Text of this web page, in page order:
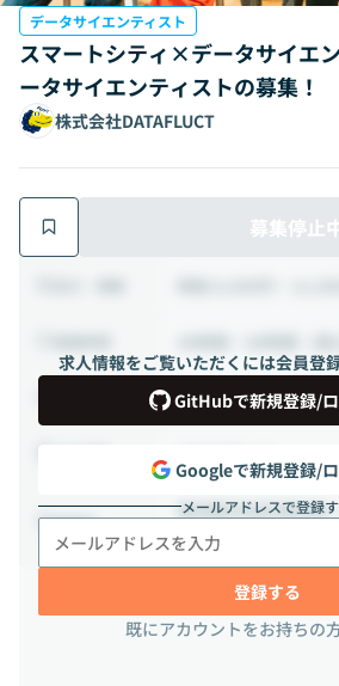
データサイエンティスト
スマートシティ×データサイエ
ータサイエンティストの募集！
株式会社DATAFLUCT
募集停止
求人情報をご覧いただくには会員登
GitHubで新規登録/
Googleで新規登録/
メールアドレスで登録
登録する
既にアカウントをお持ちの
業務委託
勤務地
東京都渋谷区道玄坂
ビル6階